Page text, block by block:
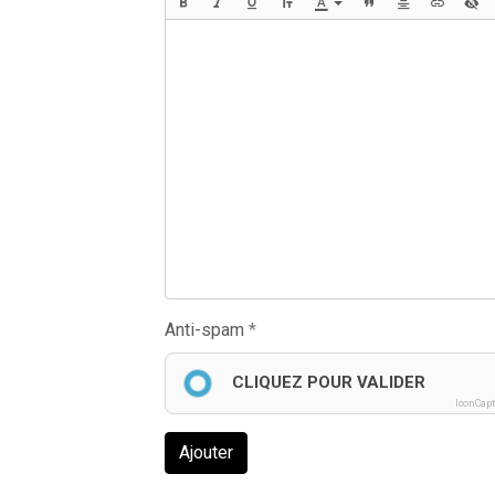
Anti-spam
CLIQUEZ POUR VALIDER
Ajouter